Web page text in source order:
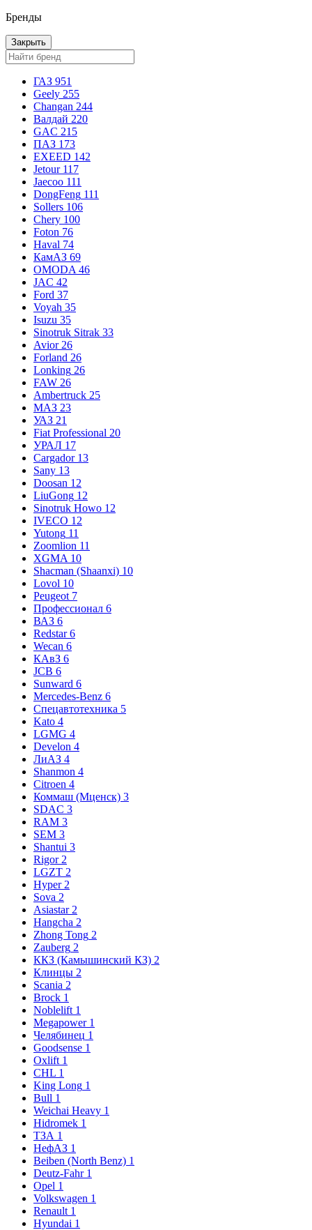
Бренды
Закрыть
ГАЗ 951
Geely 255
Changan 244
Валдай 220
GAC 215
ПАЗ 173
EXEED 142
Jetour 117
Jaecoo 111
DongFeng 111
Sollers 106
Chery 100
Foton 76
Haval 74
КамАЗ 69
OMODA 46
JAC 42
Ford 37
Voyah 35
Isuzu 35
Sinotruk Sitrak 33
Avior 26
Forland 26
Lonking 26
FAW 26
Ambertruck 25
МАЗ 23
УАЗ 21
Fiat Professional 20
УРАЛ 17
Cargador 13
Sany 13
Doosan 12
LiuGong 12
Sinotruk Howo 12
IVECO 12
Yutong 11
Zoomlion 11
XGMA 10
Shacman (Shaanxi) 10
Lovol 10
Peugeot 7
Профессионал 6
ВАЗ 6
Redstar 6
Wecan 6
КАвЗ 6
JCB 6
Sunward 6
Mercedes-Benz 6
Спецавтотехника 5
Kato 4
LGMG 4
Develon 4
ЛиАЗ 4
Shanmon 4
Citroen 4
Коммаш (Мценск) 3
SDAC 3
RAM 3
SEM 3
Shantui 3
Rigor 2
LGZT 2
Hyper 2
Sova 2
Asiastar 2
Hangcha 2
Zhong Tong 2
Zauberg 2
ККЗ (Камышинский КЗ) 2
Клинцы 2
Scania 2
Brock 1
Noblelift 1
Megapower 1
Челябинец 1
Goodsense 1
Oxlift 1
CHL 1
King Long 1
Bull 1
Weichai Heavy 1
Hidromek 1
ТЗА 1
НефАЗ 1
Beiben (North Benz) 1
Deutz-Fahr 1
Opel 1
Volkswagen 1
Renault 1
Hyundai 1